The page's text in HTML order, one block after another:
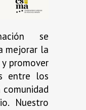
se
mejorar la
promover
entre los
Nuestro